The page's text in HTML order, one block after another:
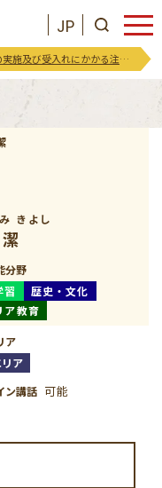
JP
【沖縄県からのお知らせ】安全・安心な修学旅行等の実施及び受入れにかかる注意喚起及び御協力のお願い
気に入りリスト
きよし
分野
習
歴史・文化
ア教育
ア
ア
ン講話 可能